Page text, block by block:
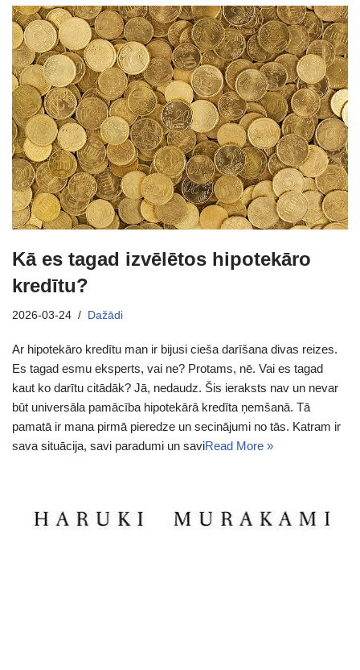
Kā es tagad izvēlētos hipotekāro
kredītu?
2026-03-24 Dažādi
Ar hipotekāro kredītu man ir bijusi cieša darīšana divas reizes.
Es tagad esmu eksperts, vai ne? Protams, nē. Vai es tagad
kaut ko darītu citādāk? Jā, nedaudz. Šis ieraksts nav un nevar
būt universāla pamācība hipotekārā kredīta ņemšanā. Tā
pamatā ir mana pirmā pieredze un secinājumi no tās. Katram ir
sava situācija, savi paradumi un saviRead More »